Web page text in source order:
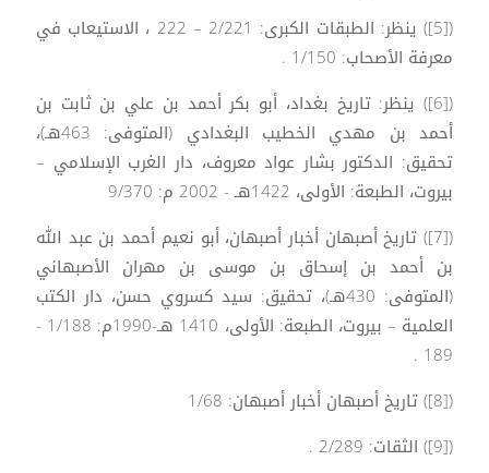
([5]) ينظر: الطبقات الكبرى: 2/221 – 222 ، الاستيعاب في
معرفة الأصحاب: 1/150 .
([6]) ينظر: تاريخ بغداد، أبو بكر أحمد بن علي بن ثابت بن
أحمد بن مهدي الخطيب البغدادي (المتوفى: 463هـ)،
تحقيق: الدكتور بشار عواد معروف، دار الغرب الإسلامي –
بيروت، الطبعة: الأولى، 1422هـ - 2002 م: 9/370
([7]) تاريخ أصبهان أخبار أصبهان، أبو نعيم أحمد بن عبد الله
بن أحمد بن إسحاق بن موسى بن مهران الأصبهاني
(المتوفى: 430هـ)، تحقيق: سيد كسروي حسن، دار الكتب
العلمية – بيروت، الطبعة: الأولى، 1410 هـ-1990م: 1/188 -
189 .
([8]) تاريخ أصبهان أخبار أصبهان: 1/68
([9]) الثقات: 2/289 .